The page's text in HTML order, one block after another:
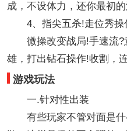
成，不设体力，还你最初
4、指尖五杀!走位秀操
微操改变战局!手速流?
雄，打出钻石操作!收割，
游戏玩法
一.针对性出装
有些玩家不管对面是什